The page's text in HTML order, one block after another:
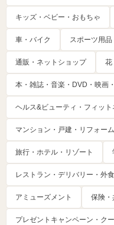
キッズ・ベビー・おもちゃ
車・バイク スポーツ用
通販・ネットショップ 花
本・雑誌・音楽・DVD・映画
ヘルス&ビューティ・フィット
マンション・戸建・リフォー
旅行・ホテル・リゾート
レストラン・デリバリー・外食
アミューズメント 保険・
プレゼントキャンペーン・ク